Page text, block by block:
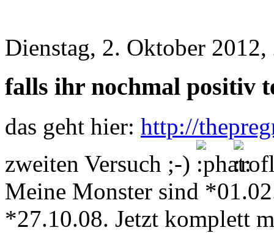
Dienstag, 2. Oktober 2012,
falls ihr nochmal positiv
das geht hier: http://
zweiten Versuch ;-)
Meine Monster sind
*27.10.08. Jetzt komplett